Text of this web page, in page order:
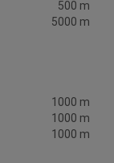
500 m
5000 m
1000 m
1000 m
1000 m